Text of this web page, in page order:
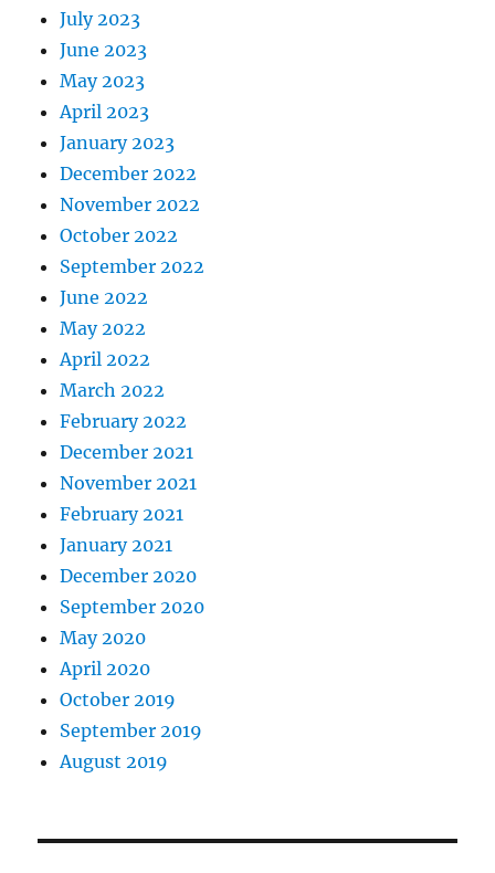
July 2023
June 2023
May 2023
April 2023
January 2023
December 2022
November 2022
October 2022
September 2022
June 2022
May 2022
April 2022
March 2022
February 2022
December 2021
November 2021
February 2021
January 2021
December 2020
September 2020
May 2020
April 2020
October 2019
September 2019
August 2019